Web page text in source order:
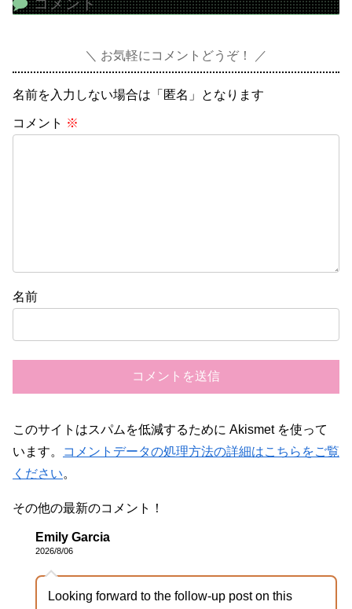
お気軽にコメントどうぞ！
名前を入力しない場合は「匿名」となります
コメント ※
名前
このサイトはスパムを低減するために Akismet を使って
います。
コメントデータの処理方法の詳細はこちらをご覧
ください。
その他の最新のコメント！
Emily Garcia
2026/8/06
Looking forward to the follow-up post on this